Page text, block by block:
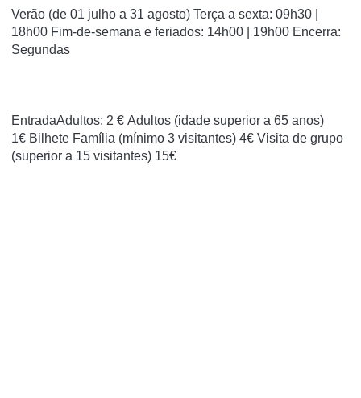
Verão (de 01 julho a 31 agosto) Terça a sexta: 09h30 |
18h00 Fim-de-semana e feriados: 14h00 | 19h00 Encerra:
Segundas
EntradaAdultos: 2 € Adultos (idade superior a 65 anos)
1€ Bilhete Família (mínimo 3 visitantes) 4€ Visita de grupo
(superior a 15 visitantes) 15€